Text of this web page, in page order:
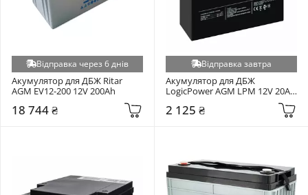
Відправка через 6 днів
Акумулятор для ДБЖ Ritar
AGM EV12-200 12V 200Ah
18 744 ₴
Відправка завтра
Акумулятор для ДБЖ
LogicPower AGM LPM 12V 20Ah
2 125 ₴